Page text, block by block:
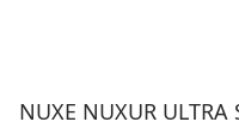
NUXE NUXUR ULTRA